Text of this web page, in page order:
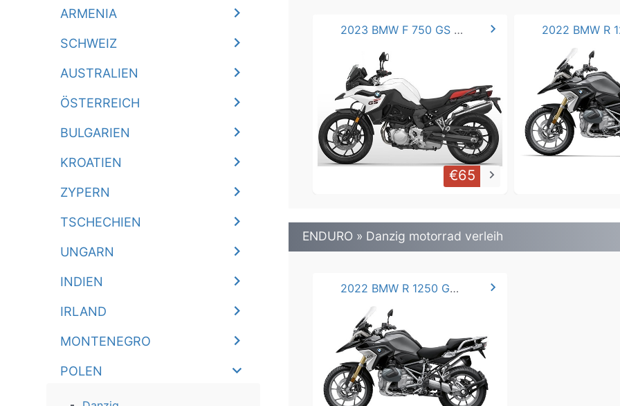
ARMENIA
SCHWEIZ
AUSTRALIEN
ÖSTERREICH
BULGARIEN
KROATIEN
ZYPERN
TSCHECHIEN
UNGARN
INDIEN
IRLAND
MONTENEGRO
POLEN
2023 BMW F 750 GS * . chevron_right
€65 keyboard_arrow_right
ENDURO » Danzig motorrad verleih
2022 BMW R 1250 GS ** chevron_right